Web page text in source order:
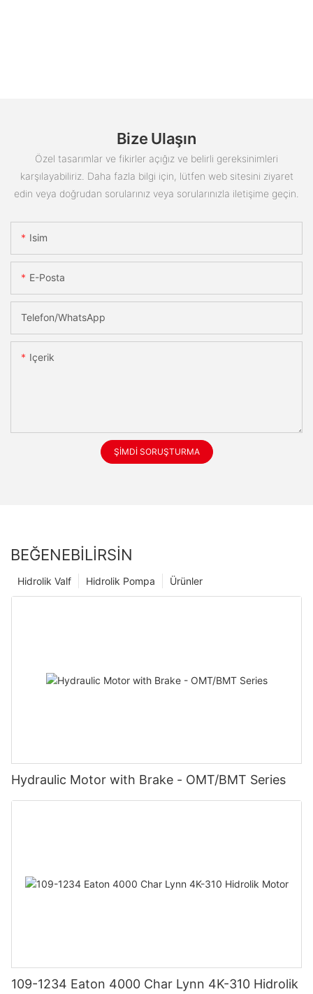
Bize Ulaşın
Özel tasarımlar ve fikirler açığız ve belirli gereksinimleri
karşılayabiliriz. Daha fazla bilgi için, lütfen web sitesini ziyaret
edin veya doğrudan sorularınız veya sorularınızla iletişime geçin.
Isim
E-Posta
Telefon/WhatsApp
Içerik
ŞIMDI SORUŞTURMA
BEĞENEBILIRSIN
Ürünler
Hidrolik Pompa
Hidrolik Valf
Hydraulic Motor with Brake - OMT/BMT Series
109-1234 Eaton 4000 Char Lynn 4K-310 Hidrolik